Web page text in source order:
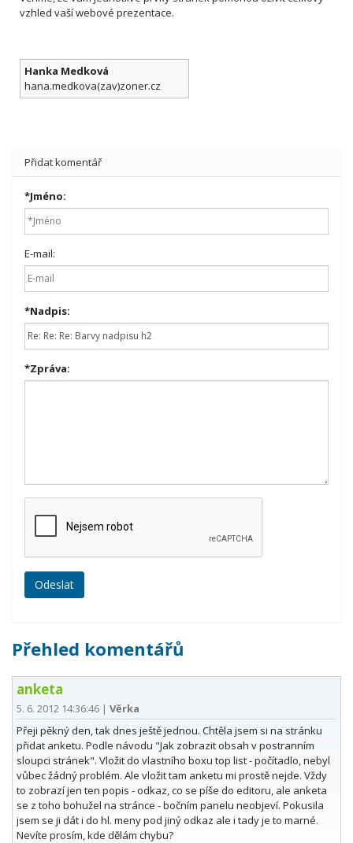
vzhled vaší webové prezentace.
Hanka Medková
hana.medkova(zav)zoner.cz
Přidat komentář
*Jméno:
E-mail:
*Nadpis:
*Zpráva:
Přehled komentářů
anketa
5. 6. 2012 14:36:46 | Věrka
Přeji pěkný den, tak dnes ještě jednou. Chtěla jsem si na stránku
přidat anketu. Podle návodu "Jak zobrazit obsah v postranním
sloupci stránek". Vložit do vlastního boxu top list - počítadlo, nebyl
vůbec žádný problém. Ale vložit tam anketu mi prostě nejde. Vždy
to zobrazí jen ten popis - odkaz, co se píše do editoru, ale anketa
se z toho bohužel na stránce - bočním panelu neobjeví. Pokusila
jsem se ji dát i do hl. meny pod jiný odkaz ale i tady je to marné.
Nevíte prosím, kde dělám chybu?